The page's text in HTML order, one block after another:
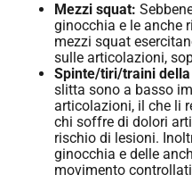
Mezzi squat:
ginocchia e le anche
mezzi squat
sulle articolazioni,
Spinte/tiri/traini
slitta sono a basso
articolazioni, il che li
chi soffre di dolori
rischio di lesioni.
ginocchia e delle
movimento